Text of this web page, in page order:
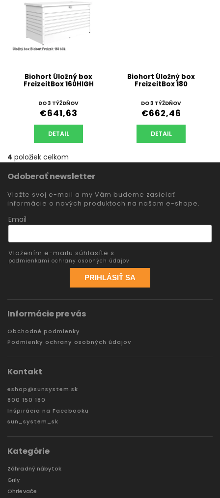
Biohort Úložný box
FreizeitBox 160HIGH
DO 3 TÝŽDŇOV
€641,63
DETAIL
Biohort Úložný box
FreizeitBox 180
DO 3 TÝŽDŇOV
€662,46
DETAIL
4 položiek celkom
Odoberať newsletter
Vložte svoj e-mail a my Vám budeme zasielať
informácie o nových produktoch na našom e-shope.
Email
Vložením e-mailu súhlasíte s
podmienkami ochrany osobných údajov
PRIHLÁSIŤ SA
Informácie pre vás
Obchodné podmienky
Podmienky ochrany osobných údajov
Kontakt
eshop@sunsystem.sk
800 150 180
Inšpirácia na Facebooku
sun_system_sk
Kategórie
Záhradný nábytok
Grily
Ohrievače